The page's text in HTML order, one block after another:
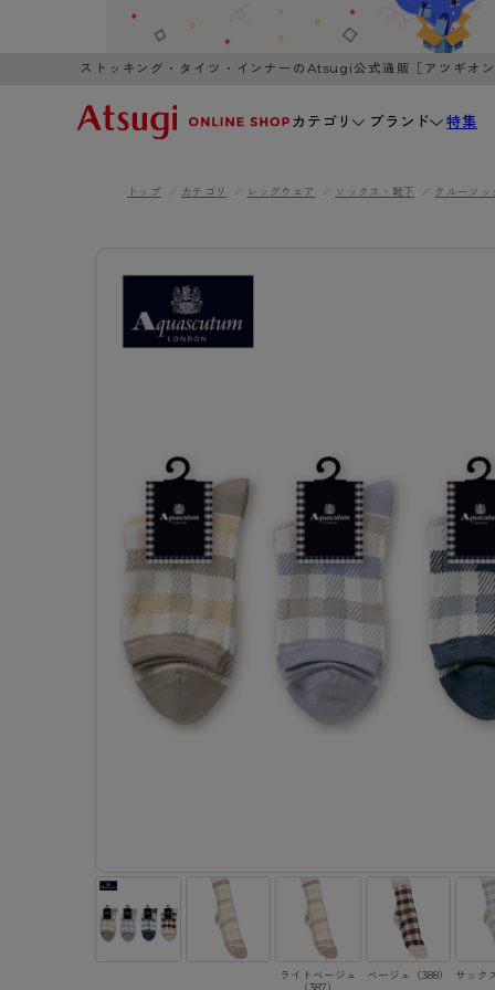
ストッキング・タイツ・インナーのAtsugi公式通販［アツギオン
カテゴリ
WOMEN MEN
カテゴリから探す
レッグウェア
- ショート丈ストッキング
- 着圧ストッキング
- パンティ部レスストッキング
タイツ
- 無地タイツ
- 柄タイツ
- ひざ下丈タイツ
- 着圧タイツ
ソックス・靴下
- ブラトップ
ショーツ
- レギュラ
- サニタリ
- ガード
肌着・イ
- 長袖（七
- タンクト
- カップ付
スニーカー丈・くるぶし丈ソックス
ハイソックス
トランクス
Tバック・
肌着・イン
クルー・レギュラー丈ソックス
スニーカー丈・くるぶし丈ソックス
ハイソックス
ワイヤーブ
スポーツブ
ショーツ
レギュラ
ブランド
フェイクタイツ
スクールタイム
特集
3,980円以上のご購入で送料無料
WOMEN
- 無地ストッキング
- 柄ストッキング
- ショート丈ストッキング
- 着圧ストッキング
- パンティ部レスストッキング
タイツ
- 無地タイツ
- 柄タイツ
- ひざ下丈タイツ
インナーウェア
ブラジャー
- ノンワイヤーブラ
- ワイヤーブラ
- ブラトップ
ショーツ
- レギュラーショーツ
- サニタリーショーツ
- ガードル・補正ショーツ
ライフスタイルウェア
ボトムス
トップス
ルームウェア・パジャマ
アクティブ・スポーツ
- スポーツブラ
- スポーツトップス
- スポーツボトムス
レッグウエア
ソックス・靴下
クルー・レギュラー丈ソックス
スニーカー丈・くるぶし丈ソックス
ハイソックス
インナーウエア
メンズパンツ
ボクサー
トランクス
Tバック・ビキニ
肌着・インナー
ライフスタイルウェア
ボトムス
トップス
ルームウェア・パジャマ
レッグウエア
タイツ
ソックス・靴下
クルー・レギュラー丈ソックス
スニーカー丈・くるぶし丈ソックス
ハイソックス
スクールソックス
インナーウエア
ブラジャー
ノンワイヤーブラ
ワイヤーブラ
スポーツブラ
ショーツ
カテゴリ一覧へ
アス
クリ
スゴ
フェ
BT
スク
みん
トップ カテゴリ レッグウェア ソックス・靴下 クルーソッ
ライトベージュ
（387）
ベージュ（388） サック